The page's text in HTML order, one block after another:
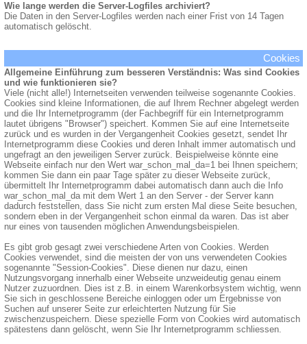
Wie lange werden die Server-Logfiles archiviert?
Die Daten in den Server-Logfiles werden nach einer Frist von 14 Tagen
automatisch gelöscht.
Cookies
Allgemeine Einführung zum besseren Verständnis: Was sind Cookies
und wie funktionieren sie?
Viele (nicht alle!) Internetseiten verwenden teilweise sogenannte Cookies.
Cookies sind kleine Informationen, die auf Ihrem Rechner abgelegt werden
und die Ihr Internetprogramm (der Fachbegriff für ein Internetprogramm
lautet übrigens "Browser") speichert. Kommen Sie auf eine Internetseite
zurück und es wurden in der Vergangenheit Cookies gesetzt, sendet Ihr
Internetprogramm diese Cookies und deren Inhalt immer automatisch und
ungefragt an den jeweiligen Server zurück. Beispielweise könnte eine
Webseite einfach nur den Wert war_schon_mal_da=1 bei Ihnen speichern;
kommen Sie dann ein paar Tage später zu dieser Webseite zurück,
übermittelt Ihr Internetprogramm dabei automatisch dann auch die Info
war_schon_mal_da mit dem Wert 1 an den Server - der Server kann
dadurch feststellen, dass Sie nicht zum ersten Mal diese Seite besuchen,
sondern eben in der Vergangenheit schon einmal da waren. Das ist aber
nur eines von tausenden möglichen Anwendungsbeispielen.
Es gibt grob gesagt zwei verschiedene Arten von Cookies. Werden
Cookies verwendet, sind die meisten der von uns verwendeten Cookies
sogenannte "Session-Cookies". Diese dienen nur dazu, einen
Nutzungsvorgang innerhalb einer Webseite unzweideutig genau einem
Nutzer zuzuordnen. Dies ist z.B. in einem Warenkorbsystem wichtig, wenn
Sie sich in geschlossene Bereiche einloggen oder um Ergebnisse von
Suchen auf unserer Seite zur erleichterten Nutzung für Sie
zwischenzuspeichern. Diese spezielle Form von Cookies wird automatisch
spätestens dann gelöscht, wenn Sie Ihr Internetprogramm schliessen.